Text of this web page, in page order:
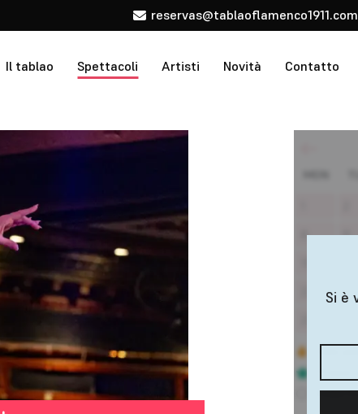
reservas@tablaoflamenco1911.com
Il tablao Spettacoli Artisti Novità Contatto